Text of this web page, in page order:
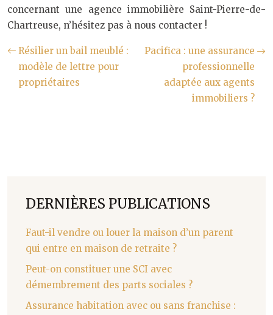
concernant une agence immobilière Saint-Pierre-de-
Chartreuse, n’hésitez pas à nous contacter !
Résilier un bail meublé :
modèle de lettre pour
propriétaires
Pacifica : une assurance
professionnelle
adaptée aux agents
immobiliers ?
DERNIÈRES PUBLICATIONS
Faut-il vendre ou louer la maison d’un parent
qui entre en maison de retraite ?
Peut-on constituer une SCI avec
démembrement des parts sociales ?
Assurance habitation avec ou sans franchise :